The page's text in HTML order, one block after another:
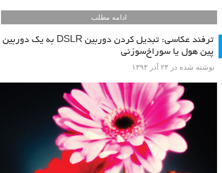
ادامه مطلب
ترفند عکاسی: تبدیل کردن دوربین DSLR به یک دوربین
پین هول یا سوراخ‌‌سوزنی
نوشته شده در ۲۴ آذر ۱۳۹۳